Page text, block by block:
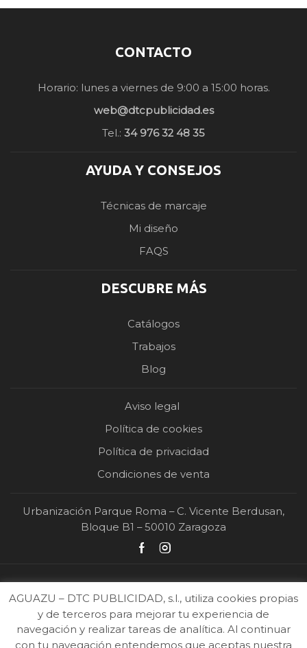
CONTACTO
Horario: lunes a viernes de 9:00 a 15:00 horas.
web@dtcpublicidad.es
Tel.: 34 976 32 48 35
AYUDA Y CONSEJOS
Técnicas de marcaje
Mi diseño
FAQS
DESCUBRE MÁS
Catálogos
Trabajos
Blog
Aviso legal
Política de cookies
Política de privacidad
Condiciones de venta
Urbanización Parque Roma – C. Vicente Berdusan,
Bloque B1 – 50010 Zaragoza
AGUAZU – DTC PUBLICIDAD, s.l., utiliza cookies propias
y de terceros para mejorar tu experiencia de
navegación y realizar tareas de analítica. Al continuar
con tu navegación entendemos que aceptas nuestra